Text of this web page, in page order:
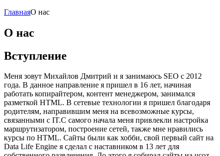
ГлавнаяО нас
О нас
Вступление
Меня зовут Михайлов Дмитрий и я занимаюсь SEO с 2012
года. В данное направление я пришел в 16 лет, начиная
работать копирайтером, контент менеджером, занимался
разметкой HTML. В сетевые технологии я пришел благодаря
родителям, направившим меня на всевозможные курсы,
связанными с IT.С самого начала меня привлекли настройка
маршрутизатором, построение сетей, также мне нравились
курсы по HTML. Сайты были как хобби, свой первый сайт на
Data Life Engine я сделал с наставником в 13 лет для